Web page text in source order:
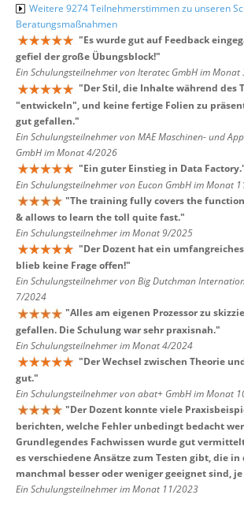
Weitere 9274 Teilnehmerstimmen zu unseren
Beratungsmaßnahmen
"Es wurde gut auf Feedback
gefiel der große Übungsblock!"
Ein Schulungsteilnehmer von Iteratec GmbH im
"Der Stil, die Inhalte während des
"entwickeln", und keine fertige Folien zu
gut gefallen."
Ein Schulungsteilnehmer von MAE Maschinen- und
GmbH im Monat 4/2026
"Ein guter Einstieg in Data Factory.
Ein Schulungsteilnehmer von Eucon GmbH im Monat
"The training fully covers the
& allows to learn the toll quite fast."
Ein Schulungsteilnehmer im Monat 9/2025
"Der Dozent hat ein
blieb keine Frage offen!"
Ein Schulungsteilnehmer von Big Dutchman
7/2024
"Alles am eigenen Prozessor zu
gefallen. Die Schulung war sehr praxisnah."
Ein Schulungsteilnehmer im Monat 4/2024
"Der Wechsel zwischen Theorie
gut."
Ein Schulungsteilnehmer von abat+ GmbH im Monat
"Der Dozent konnte viele
berichten, welche Fehler unbedingt bedacht
Grundlegendes Fachwissen wurde gut
es verschiedene Ansätze zum Testen gibt, die in
manchmal besser oder weniger geeignet sind,
Ein Schulungsteilnehmer im Monat 11/2023